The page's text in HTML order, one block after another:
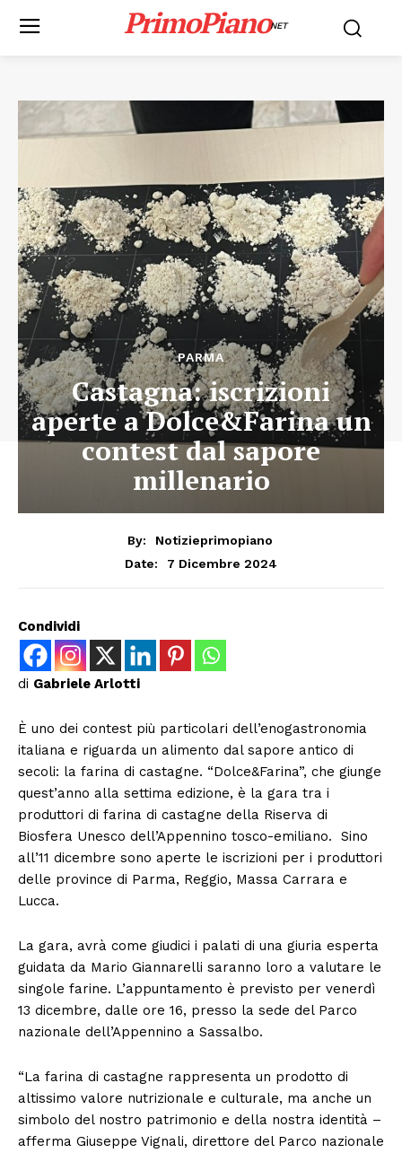
PrimoPianoNET
PARMA
Castagna: iscrizioni
aperte a Dolce&Farina un
contest dal sapore
millenario
By:
Notizieprimopiano
Date:
7 Dicembre 2024
Condividi
di Gabriele Arlotti
È uno dei contest più particolari dell’enogastronomia
italiana e riguarda un alimento dal sapore antico di
secoli: la farina di castagne. “Dolce&Farina”, che giunge
quest’anno alla settima edizione, è la gara tra i
produttori di farina di castagne della Riserva di
Biosfera Unesco dell’Appennino tosco-emiliano. Sino
all’11 dicembre sono aperte le iscrizioni per i produttori
delle province di Parma, Reggio, Massa Carrara e
Lucca.
La gara, avrà come giudici i palati di una giuria esperta
guidata da Mario Giannarelli saranno loro a valutare le
singole farine. L’appuntamento è previsto per venerdì
13 dicembre, dalle ore 16, presso la sede del Parco
nazionale dell’Appennino a Sassalbo.
“La farina di castagne rappresenta un prodotto di
altissimo valore nutrizionale e culturale, ma anche un
simbolo del nostro patrimonio e della nostra identità –
afferma Giuseppe Vignali, direttore del Parco nazionale